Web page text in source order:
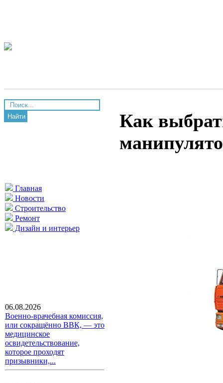
Найти
Главная
Новости
Строительство
Ремонт
Дизайн и интерьер
06.08.2026
Военно-врачебная комиссия,
или сокращённо ВВК, — это
медицинское
освидетельствование,
которое проходят
призывники,...
Как